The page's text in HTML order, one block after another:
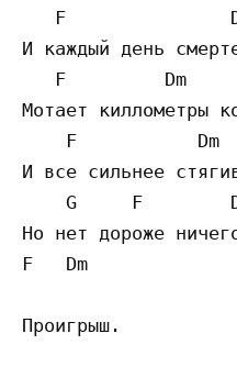
F
И каждый день
F         Dm
Мотает киллометры
F           Dm
И все сильнее
G     F
Но нет дороже
F   Dm
Проигрыш.